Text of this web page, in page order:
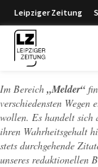
Leipziger Zeitung
Im Bereich „Melder“
verschiedensten
wollen. Es handelt sich
ihren Wahrheitsgehalt
stets durchgehende
unseres redaktionellen